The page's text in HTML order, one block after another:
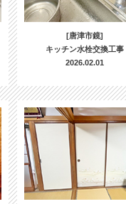
[唐津市鏡]
キッチン水栓交換工事
2026.02.01